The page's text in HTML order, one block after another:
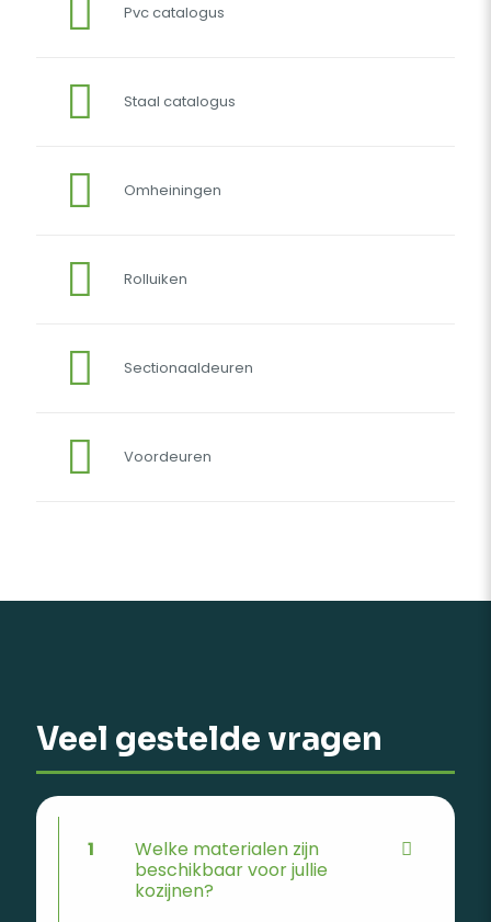
Pvc catalogus
Staal catalogus
Omheiningen
Rolluiken
Sectionaaldeuren
Voordeuren
Veel gestelde vragen
1
Welke materialen zijn
beschikbaar voor jullie
kozijnen?